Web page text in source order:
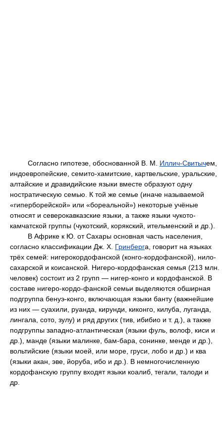
Согласно гипотезе, обоснованной В. М. Иллич-Свитычем,
индоевропейские, семито-хамитские, картвельские, уральские,
алтайские и дравидийские языки вместе образуют одну
ностратическую семью. К той же семье (иначе называемой
«гиперборейской» или «бореальной») некоторые учёные
относят и северокавказские языки, а также языки чукото-
камчатской группы (чукотский, корякский, ительменский и др.).
В Африке к Ю. от Сахары основная часть населения,
согласно классификации Дж. Х. Гринберга, говорит на языках
трёх семей: нигерокордофанской (конго-кордофанской), нило-
сахарской и коисанской. Нигеро-кордофанская семья (213 млн.
человек) состоит из 2 групп — нигер-конго и кордофанской. В
составе нигеро-кордо-фанской семьи выделяются обширная
подгруппа бенуэ-конго, включающая языки банту (важнейшие
из них — суахили, руанда, кирунди, киконго, килуба, луганда,
лингала, сото, зулу) и ряд других (тив, ибибио и т. д.), а также
подгруппы западно-атлантическая (языки фуль, волоф, киси и
др.), манде (языки малинке, бам-бара, сонинке, менде и др.),
вольтийские (языки моей, или море, груси, лобо и др.) и ква
(языки акан, эве, йоруба, ибо и др.). В немногочисленную
кордофанскую группу входят языки коалиб, тегали, талоди и
др.